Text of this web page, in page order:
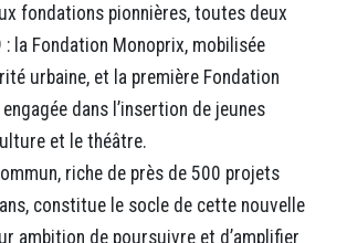
fondations pionnières, toutes deux
: la Fondation Monoprix, mobilisée
urbaine, et la première Fondation
dans l’insertion de jeunes
et le théâtre.
riche de près de 500 projets
constitue le socle de cette nouvelle
ambition de poursuivre et d’amplifier